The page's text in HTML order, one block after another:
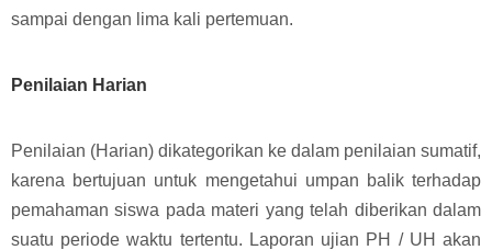
sampai dengan lima kali pertemuan.
Penilaian Harian
Penilaian (Harian) dikategorikan ke dalam penilaian sumatif,
karena bertujuan untuk mengetahui umpan balik terhadap
pemahaman siswa pada materi yang telah diberikan dalam
suatu periode waktu tertentu. Laporan ujian PH / UH akan